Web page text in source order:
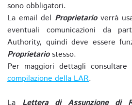
sono obbligatori.
La email del Proprietarioverrà
eventuali comunicazioni da
Authority, quindi deve essere
Proprietariostesso.
Per maggiori dettagli consultare
compilazione della LAR.